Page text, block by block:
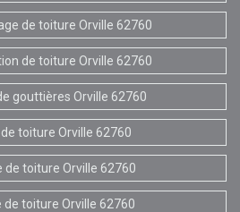
de toiture Orville 62760
de toiture Orville 62760
gouttières Orville 62760
toiture Orville 62760
de toiture Orville 62760
de toiture Orville 62760